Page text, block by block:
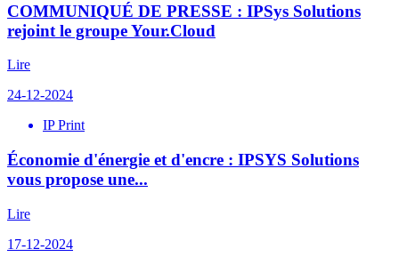
COMMUNIQUÉ DE PRESSE : IPSys Solutions
rejoint le groupe Your.Cloud
Lire
24-12-2024
IP Print
Économie d'énergie et d'encre : IPSYS Solutions
vous propose une...
Lire
17-12-2024